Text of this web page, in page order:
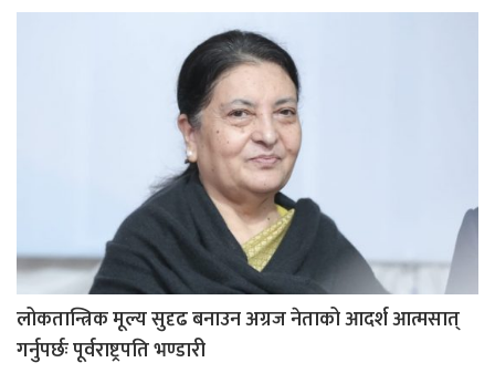
लोकतान्त्रिक मूल्य सुदृढ बनाउन अग्रज नेताको आदर्श आत्मसात्
गर्नुपर्छः पूर्वराष्ट्रपति भण्डारी